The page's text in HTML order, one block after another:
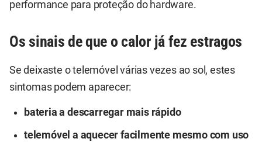
performance para proteção do hardware.
Os sinais de que o calor já fez estragos
Se deixaste o telemóvel várias vezes ao sol, estes
sintomas podem aparecer:
bateria a descarregar mais rápido
telemóvel a aquecer facilmente mesmo com uso